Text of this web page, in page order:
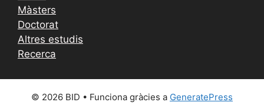
Màsters
Doctorat
Altres estudis
Recerca
© 2026 BID • Funciona gràcies a GeneratePress